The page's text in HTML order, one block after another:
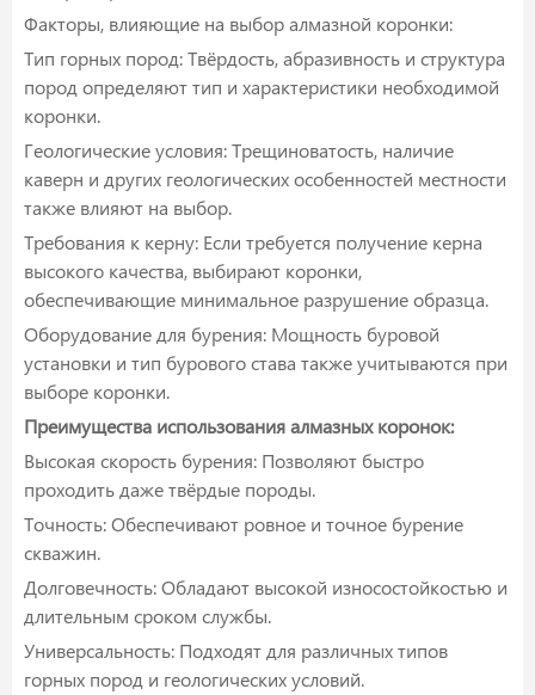
Факторы, влияющие на выбор алмазной коронки:
Тип горных пород: Твёрдость, абразивность и структура
пород определяют тип и характеристики необходимой
коронки.
Геологические условия: Трещиноватость, наличие
каверн и других геологических особенностей местности
также влияют на выбор.
Требования к керну: Если требуется получение керна
высокого качества, выбирают коронки,
обеспечивающие минимальное разрушение образца.
Оборудование для бурения: Мощность буровой
установки и тип бурового става также учитываются при
выборе коронки.
Преимущества использования алмазных коронок:
Высокая скорость бурения: Позволяют быстро
проходить даже твёрдые породы.
Точность: Обеспечивают ровное и точное бурение
скважин.
Долговечность: Обладают высокой износостойкостью и
длительным сроком службы.
Универсальность: Подходят для различных типов
горных пород и геологических условий.